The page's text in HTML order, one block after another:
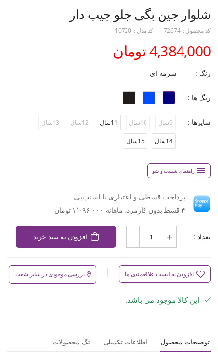
شلوار جین بگی جلو جیب دار
کد محصول : 72674 کد مدل : 10720
4,384,000 تومان
رنگ : سرمه ای
رنگ ها :
سایزها : 9سال 10سال 11سال 12سال 13سال
14سال 15سال
راهنمای شست و شو
پرداخت قسطی و اعتباری با اسنپ‌پی
۴ قسط بدون کارمزد، ماهانه ۱٬۰۹۶٬۰۰۰ تومان
تعداد : افزودن به سبد خرید
افزودن به لیست علاقه‌مندی ها بررسی موجودی در سایر شعب
این کالا موجود می باشد.
توضیحات محصول اطلاعات تکمیلی تگ محصولات